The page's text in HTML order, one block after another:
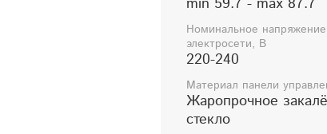
Пульт
Руководство по
Номинальное напряжение
электросети, В
220-240
Материал панели
Жаропрочное
стекло